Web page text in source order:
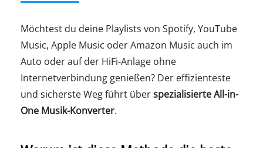
Möchtest du deine Playlists von Spotify, YouTube
Music, Apple Music oder Amazon Music auch im
Auto oder auf der HiFi-Anlage ohne
Internetverbindung genießen? Der effizienteste
und sicherste Weg führt überspezialisierte All-in-
One Musik-Konverter.